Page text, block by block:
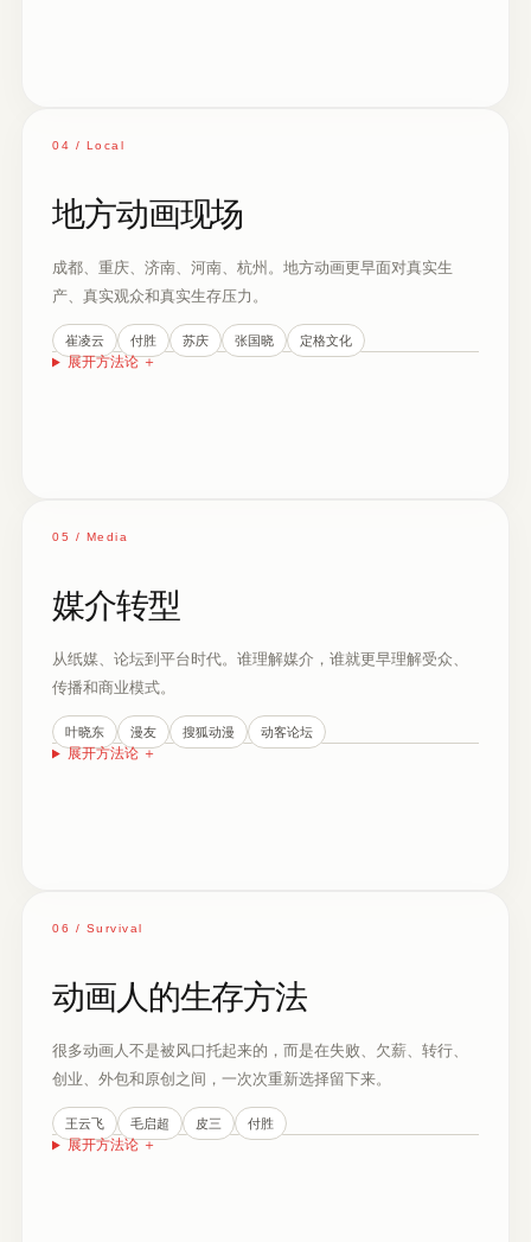
04 / Local
地方动画现场
成都、重庆、济南、河南、杭州。地方动画更早面对真实生
产、真实观众和真实生存压力。
崔凌云 付胜 苏庆 张国晓 定格文化
展开方法论＋
05 / Media
媒介转型
从纸媒、论坛到平台时代。谁理解媒介，谁就更早理解受众、
传播和商业模式。
叶晓东 漫友 搜狐动漫 动客论坛
展开方法论＋
06 / Survival
动画人的生存方法
很多动画人不是被风口托起来的，而是在失败、欠薪、转行、
创业、外包和原创之间，一次次重新选择留下来。
王云飞 毛启超 皮三 付胜
展开方法论＋